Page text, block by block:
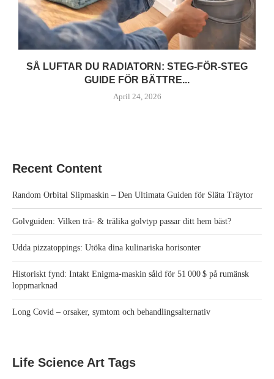
SÅ LUFTAR DU RADIATORN: STEG‑FÖR‑STEG
GUIDE FÖR BÄTTRE...
April 24, 2026
Recent Content
Random Orbital Slipmaskin – Den Ultimata Guiden för Släta Träytor
Golvguiden: Vilken trä- & trälika golvtyp passar ditt hem bäst?
Udda pizzatoppings: Utöka dina kulinariska horisonter
Historiskt fynd: Intakt Enigma‑maskin såld för 51 000 $ på rumänsk
loppmarknad
Long Covid – orsaker, symtom och behandlingsalternativ
Life Science Art Tags